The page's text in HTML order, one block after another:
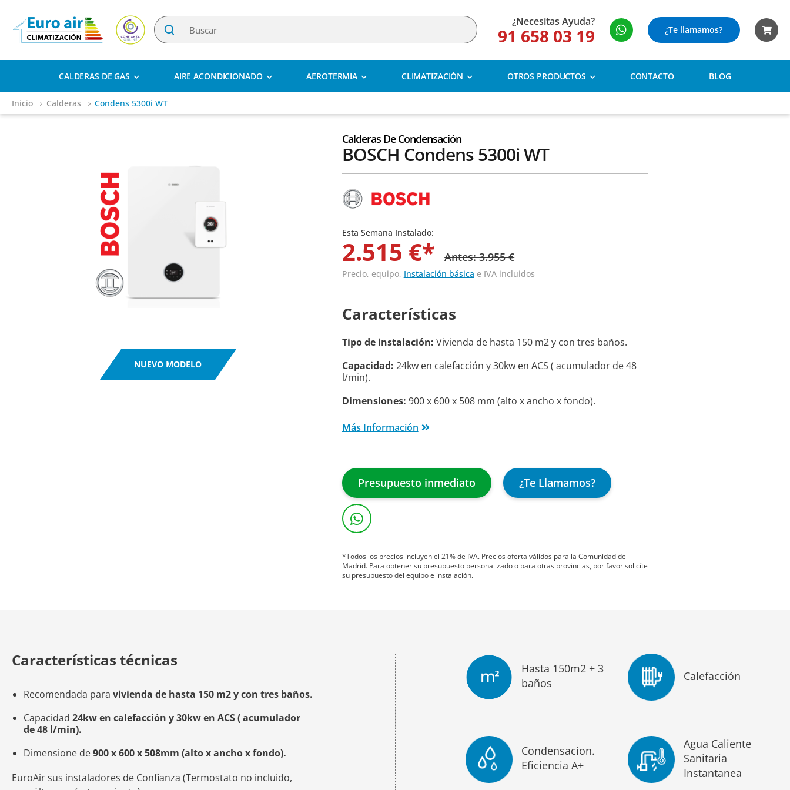
¿Necesitas Ayuda?
91 658 03 19 ¿Te llamamos?
CALDERAS DE GAS AIRE ACONDICIONADO AEROTERMIA CLIMATIZACIÓN OTROS PRODUCTOS CONTACTO BLOG
Inicio Calderas Condens 5300i WT
NUEVO MODELO
Calderas De Condensación
BOSCH Condens 5300i WT
Esta Semana Instalado:
2.515 €* Antes: 3.955 €
Precio, equipo, Instalación básica e IVA incluidos
Características
Tipo de instalación: Vivienda de hasta 150 m2 y con tres baños.
Capacidad: 24kw en calefacción y 30kw en ACS ( acumulador de 48
l/min).
Dimensiones: 900 x 600 x 508 mm (alto x ancho x fondo).
Más Información
Presupuesto inmediato ¿Te Llamamos?
*Todos los precios incluyen el 21% de IVA. Precios oferta válidos para la Comunidad de
Madrid. Para obtener su presupuesto personalizado o para otras provincias, por favor solicíte
su presupuesto del equipo e instalación.
Características técnicas
Recomendada para vivienda de hasta 150 m2 y con tres baños.
Capacidad 24kw en calefacción y 30kw en ACS ( acumulador
de 48 l/min).
Dimensione de900 x 600 x 508mm (alto x ancho x fondo).
EuroAir sus instaladores de Confianza (Termostato no incluido,
Hasta 150m2 + 3
baños
Calefacción
Condensacion.
Eficiencia A+
Agua Caliente
Sanitaria
Instantanea